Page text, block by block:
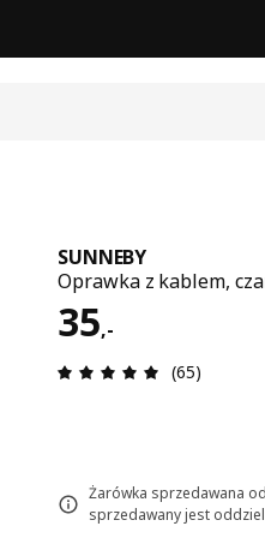
SUNNEBY
Oprawka z kablem,
35,-
Cena 35,-
Opinia:
(65)
Żarówka sprzedawana
sprzedawany jest